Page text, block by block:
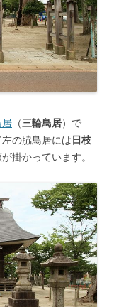
居 （三輪鳥居）で
左の脇鳥居には 日枝
掛かっています。